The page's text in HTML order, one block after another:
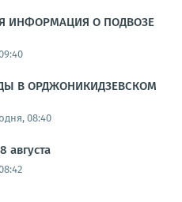
ИНФОРМАЦИЯ О ПОДВОЗЕ
В ОРДЖОНИКИДЗЕВСКОМ
08:40
августа